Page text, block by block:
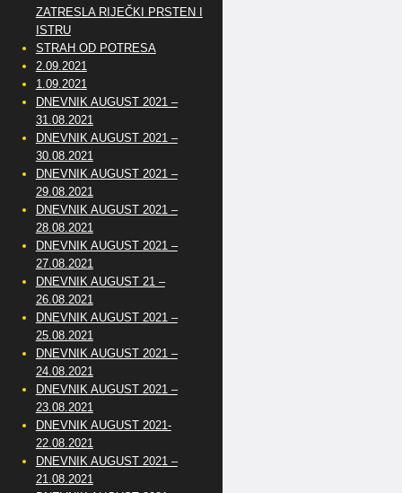
ZATRESLA RIJEČKI PRSTEN I
ISTRU
STRAH OD POTRESA
2.09.2021
1.09.2021
DNEVNIK AUGUST 2021 –
31.08.2021
DNEVNIK AUGUST 2021 –
30.08.2021
DNEVNIK AUGUST 2021 –
29.08.2021
DNEVNIK AUGUST 2021 –
28.08.2021
DNEVNIK AUGUST 2021 –
27.08.2021
DNEVNIK AUGUST 21 –
26.08.2021
DNEVNIK AUGUST 2021 –
25.08.2021
DNEVNIK AUGUST 2021 –
24.08.2021
DNEVNIK AUGUST 2021 –
23.08.2021
DNEVNIK AUGUST 2021-
22.08.2021
DNEVNIK AUGUST 2021 –
21.08.2021